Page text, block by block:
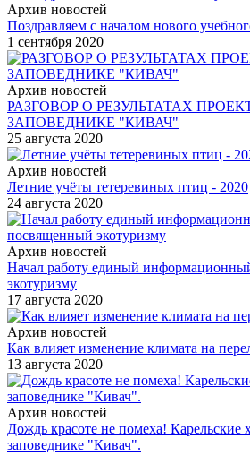
Архив новостей
Поздравляем с началом нового
1 сентября 2020
Архив новостей
РАЗГОВОР О РЕЗУЛЬТАТАХ
ЗАПОВЕДНИКЕ "КИВАЧ"
25 августа 2020
Архив новостей
Летние учёты тетеревиных птиц - 2020
24 августа 2020
Архив новостей
Начал работу единый
экотуризму
17 августа 2020
Архив новостей
Как влияет изменение климата на
13 августа 2020
Архив новостей
Дождь красоте не помеха! Карельские
заповеднике "Кивач".